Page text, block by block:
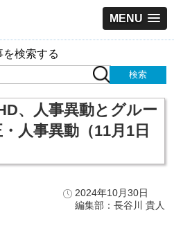
MENU
を検索する
、人事異動とグルー
人事異動（11月1日
2024年10月30日
編集部：長谷川 貴人